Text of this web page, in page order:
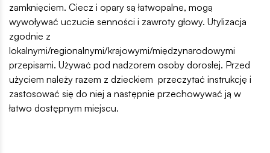
zamknięciem. Ciecz i opary są łatwopalne, mogą
wywoływać uczucie senności i zawroty głowy. Utylizacja
zgodnie z
lokalnymi/regionalnymi/krajowymi/międzynarodowymi
przepisami. Używać pod nadzorem osoby dorosłej. Przed
użyciem należy razem z dzieckiem przeczytać instrukcję i
zastosować się do niej a następnie przechowywać ją w
łatwo dostępnym miejscu.